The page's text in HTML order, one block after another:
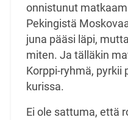
onnistunut
Pekingistä
juna pääsi läpi,
miten. Ja tälläkin
Korppi-ryhmä,
kurissa.
Ei ole sattuma, että